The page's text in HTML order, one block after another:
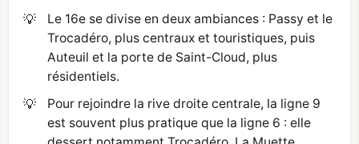
💡
Le 16e se divise en deux ambiances : Passy et le
Trocadéro, plus centraux et touristiques, puis
Auteuil et la porte de Saint-Cloud, plus
résidentiels.
💡
Pour rejoindre la rive droite centrale, la ligne 9
est souvent plus pratique que la ligne 6 : elle